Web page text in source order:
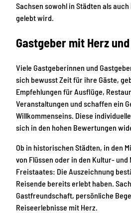
Sachsen sowohl in Städten als
gelebt wird.
Gastgeber mit Herz
Viele Gastgeberinnen und
sich bewusst Zeit für ihre Gäste,
Empfehlungen für Ausflüge,
Veranstaltungen und schaffen ein
Willkommenseins. Diese
sich in den hohen Bewertungen
Ob in historischen Städten, in den
von Flüssen oder in den Kultur-
Freistaates: Die Auszeichnung
Reisende bereits erlebt haben.
Gastfreundschaft, persönliche
Reiseerlebnisse mit Herz.